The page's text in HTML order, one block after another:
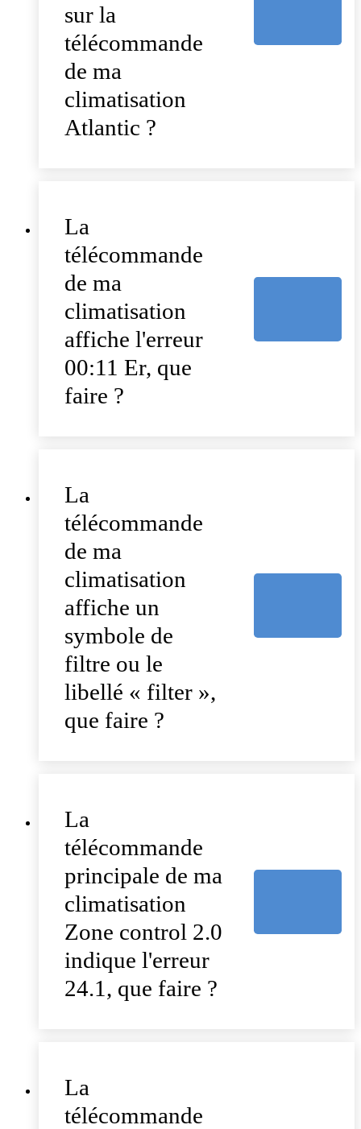
sur la
télécommande
de ma
climatisation
Atlantic ?
La
télécommande
de ma
climatisation
affiche l'erreur
00:11 Er, que
faire ?
La
télécommande
de ma
climatisation
affiche un
symbole de
filtre ou le
libellé « filter »,
que faire ?
La
télécommande
principale de ma
climatisation
Zone control 2.0
indique l'erreur
24.1, que faire ?
La
télécommande